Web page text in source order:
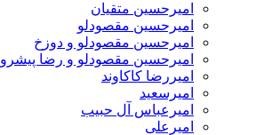
امیرحسین متقیان
امیرحسین مقصودلو
امیرحسین مقصودلو و دوزخ
امیرحسین مقصودلو و رضا پیشرو
امیررضا کاکاوند
امیرسعید
امیرعباس آل حبیب
امیرعلی